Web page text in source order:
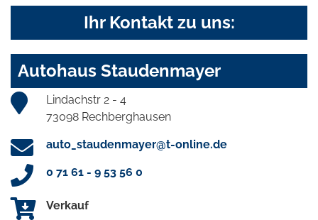
Ihr Kontakt zu uns:
Autohaus Staudenmayer
Lindachstr 2 - 4
73098 Rechberghausen
auto_staudenmayer@t-online.de
0 71 61 - 9 53 56 0
Verkauf